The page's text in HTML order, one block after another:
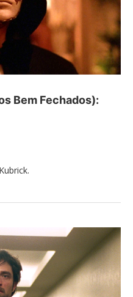
Bem Fechados):